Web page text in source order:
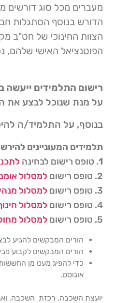
מעברים מכל סוג דורשים
הדורש בנוסף הסתגלות
הצוות החינוכי של חט"ב
הפוטנציאל האישי שלהם,
רישום התלמידים ייעשה
על מנת שנוכל לבצע את
בנוסף, על התלמיד/ה
תלמידים המעוניינים
1. טופס רישום לבחינה
2. טופס רישום
למסלול
3. טופס רישום
למסלול
4. טופס רישום
למסלול
5. טופס רישום
למסלול
הורים המבקשים להגיע
הורים המבקשים לקבוע
כדי להפיג מעט מן
אוגוסט.
יועצת השכבה, רכזת השכבה,